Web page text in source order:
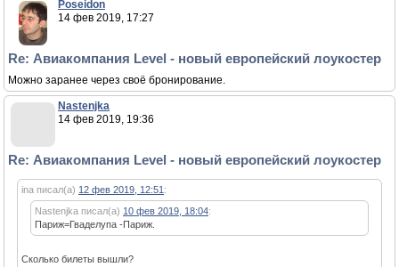
Poseidon
14 фев 2019, 17:27
Re: Авиакомпания Level - новый европейский лоукостер
Можно заранее через своё бронирование.
Nastenjka
14 фев 2019, 19:36
Re: Авиакомпания Level - новый европейский лоукостер
ina писал(а) 12 фев 2019, 12:51 :
Nastenjka писал(а) 10 фев 2019, 18:04:
Париж=Гваделупа -Париж.
Сколько билеты вышли?